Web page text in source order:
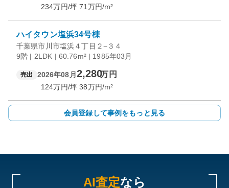
234万円/坪 71 万円/m²
ハイタウン塩浜34号棟
千葉県市川市塩浜４丁目２−３４
9階 | 2LDK | 60.76m² | 1985年03月
売出 2026年08月 2,280万円
124万円/坪 38万円/m²
会員登録して事例をもっと見る
AI査定なら